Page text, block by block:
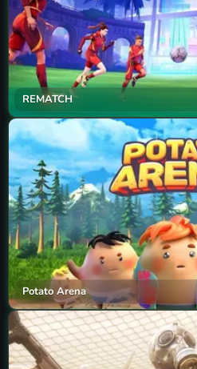
REMATCH
Potato Arena